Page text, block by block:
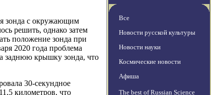
зонда с окружающим
решить, однако затем
положение зонда при
2020 года проблема
заднюю крышку зонда, что
30-секундное
километров, что
Все
Новости русской культуры
Новости науки
Космические новости
Афиша
The best of Russian Science